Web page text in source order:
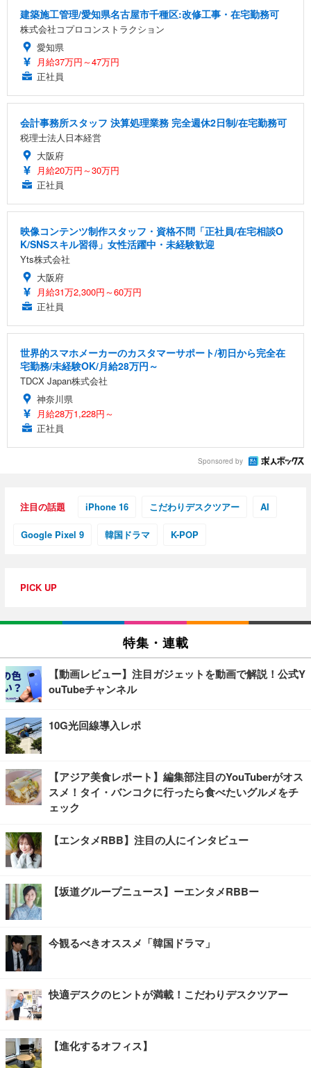
建築施工管理/愛知県名古屋市千種区:改修工事・在宅勤務可
株式会社コプロコンストラクション
愛知県
月給37万円～47万円
正社員
会計事務所スタッフ 決算処理業務 完全週休2日制/在宅勤務可
税理士法人日本経営
大阪府
月給20万円～30万円
正社員
映像コンテンツ制作スタッフ・資格不問「正社員/在宅相談O
K/SNSスキル習得」女性活躍中・未経験歓迎
Yts株式会社
大阪府
月給31万2,300円～60万円
正社員
世界的スマホメーカーのカスタマーサポート/初日から完全在
宅勤務/未経験OK/月給28万円～
TDCX Japan株式会社
神奈川県
月給28万1,228円～
正社員
Sponsored by
注目の話題 iPhone 16 こだわりデスクツアー AI
Google Pixel 9 韓国ドラマ K-POP
PICK UP
特集・連載
【動画レビュー】注目ガジェットを動画で解説！公式Y
ouTubeチャンネル
10G光回線導入レポ
【アジア美食レポート】編集部注目のYouTuberがオス
スメ！タイ・バンコクに行ったら食べたいグルメをチ
ェック
【エンタメRBB】注目の人にインタビュー
【坂道グループニュース】ーエンタメRBBー
今観るべきオススメ「韓国ドラマ」
快適デスクのヒントが満載！こだわりデスクツアー
【進化するオフィス】